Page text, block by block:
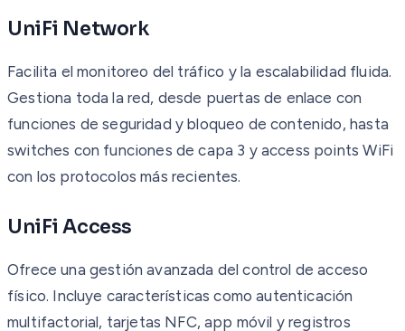
UniFi Network
Facilita el monitoreo del tráfico y la escalabilidad fluida.
Gestiona toda la red, desde puertas de enlace con
funciones de seguridad y bloqueo de contenido, hasta
switches con funciones de capa 3 y access points WiFi
con los protocolos más recientes.
UniFi Access
Ofrece una gestión avanzada del control de acceso
físico. Incluye características como autenticación
multifactorial, tarjetas NFC, app móvil y registros